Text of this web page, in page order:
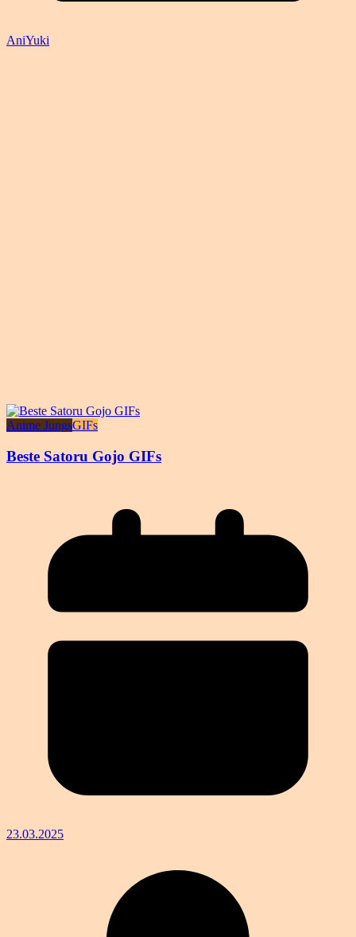
AniYuki
Anime JungsGIFs
Beste Satoru Gojo GIFs
23.03.2025